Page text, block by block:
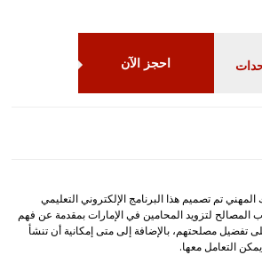
احجز الآن
تم تصميم هذا البرنامج الإلكتروني التعليمي
المصالح لتزويد المحامين في الإمارات بمقدمة عن فهم
تفضيل مصلحتهم، بالإضافة إلى متى إمكانية أن تنشأ
التعامل معها.